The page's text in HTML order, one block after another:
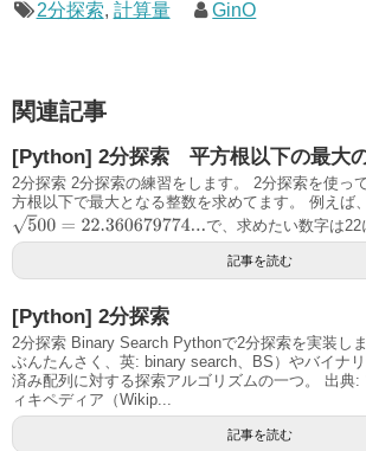
2分探索, 計算量 GinO
関連記事
[Python] 2分探索 平方根以下の最大
2分探索 2分探索の練習をします。 2分探索を使っ
方根以下で最大となる整数を求めてます。 例えば
5 00=22.360679774... で、求めたい数字は
記事を読む
[Python] 2分探索
2分探索 Binary Search Pythonで2分探索を実装し
ぶんたんさく、英: binary search、BS）やバイナ
済み配列に対する探索アルゴリズムの一つ。 出典:
ィキペディア（Wikip...
記事を読む